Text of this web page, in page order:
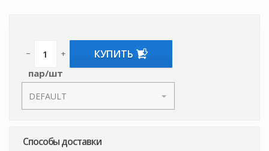
− +
пар/шт
КУПИТЬ
Способы доставки